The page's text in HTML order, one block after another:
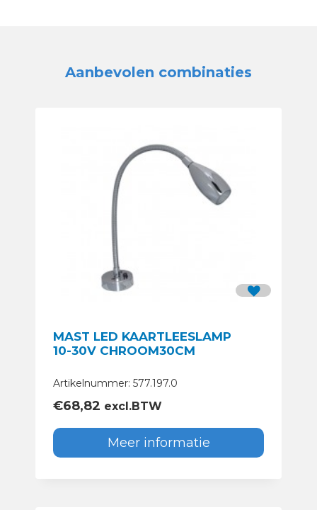
Aanbevolen combinaties
MAST LED KAARTLEESLAMP
10-30V CHROOM30CM
Artikelnummer: 577.197.0
€68,82 excl.BTW
Meer informatie